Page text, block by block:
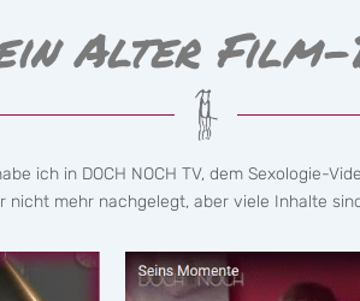
Alter
ich in DOCH NOCH TV, dem Sexologie-
mehr nachgelegt, aber viele Inhalte